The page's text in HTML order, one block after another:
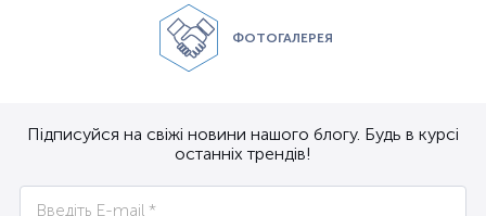
ФОТОГАЛЕРЕЯ
Підписуйся на свіжі новини нашого блогу. Будь в курсі
останніх трендів!